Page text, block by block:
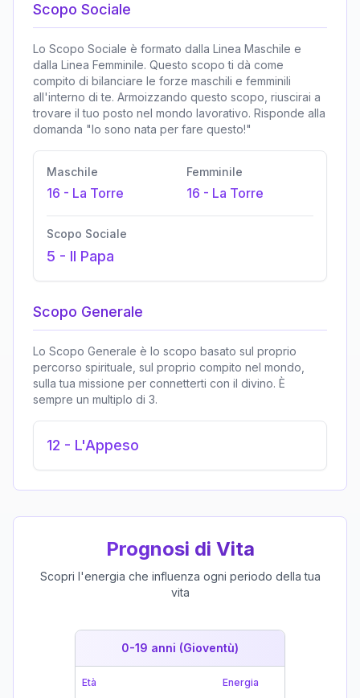
Scopo Sociale
Lo Scopo Sociale è formato dalla Linea Maschile e
dalla Linea Femminile. Questo scopo ti dà come
compito di bilanciare le forze maschili e femminili
all'interno di te. Armoizzando questo scopo, riuscirai a
trovare il tuo posto nel mondo lavorativo. Risponde alla
domanda "Io sono nata per fare questo!"
Maschile
16 - La Torre
Femminile
16 - La Torre
Scopo Sociale
5 - Il Papa
Scopo Generale
Lo Scopo Generale è lo scopo basato sul proprio
percorso spirituale, sul proprio compito nel mondo,
sulla tua missione per connetterti con il divino. È
sempre un multiplo di 3.
12 - L'Appeso
Prognosi di Vita
Scopri l'energia che influenza ogni periodo della tua
vita
0-19 anni (Gioventù)
Età Energia